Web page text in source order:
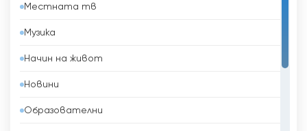
Бахрейн
Беларус
Белгия
Белиз
Бенин
Местната тв
Музика
Начин на живот
Новини
Образователни